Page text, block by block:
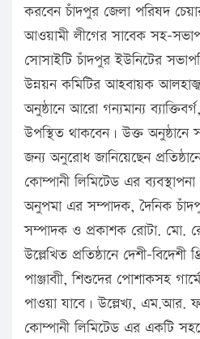
করবেন চাঁদপুর জেলা পরিষদ
আওয়ামী লীগের সাবেক সহ-
সোসাইটি চাঁদপুর ইউনিটের
উন্নয়ন কমিটির আহবায়ক
অনুষ্ঠানে আরো গন্যমান্য
উপস্থিত থাকবেন। উক্ত
জন্য অনুরোধ জানিয়েছেন
কোম্পানী লিমিটেড এর
অনুপমা এর সম্পাদক, দৈনিক
সম্পাদক ও প্রকাশক রোটা. মো.
উল্লেখিত প্রতিষ্ঠানে দেশী-বিদেশী
পাঞ্জাবাী, শিশুদের পোশাকসহ
পাওয়া যাবে। উল্লেখ্য, এম.আর.
কোম্পানী লিমিটেড এর একটি